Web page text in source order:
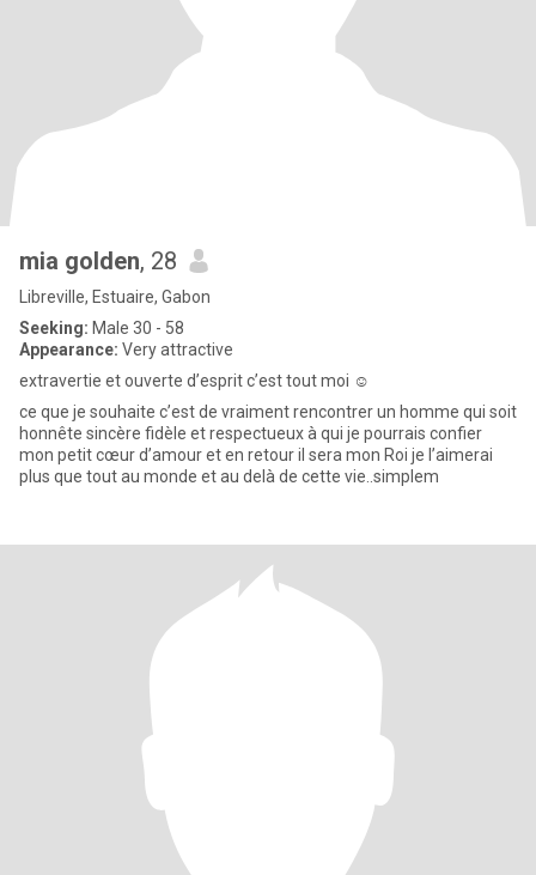
mia golden, 28
Libreville, Estuaire, Gabon
Seeking: Male 30 - 58
Appearance: Very attractive
extravertie et ouverte d’esprit c’est tout moi ☺️
ce que je souhaite c’est de vraiment rencontrer un homme qui soit
honnête sincère fidèle et respectueux à qui je pourrais confier
mon petit cœur d’amour et en retour il sera mon Roi je l’aimerai
plus que tout au monde et au delà de cette vie..simplem